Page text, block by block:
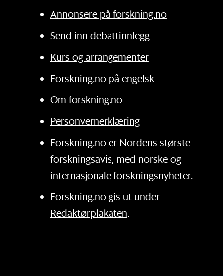
Annonsere på forskning.no
Send inn debattinnlegg
Kurs og arrangementer
Forskning.no på engelsk
Om forskning.no
Personvernerklæring
Forskning.no er Nordens største
forskningsavis, med norske og
internasjonale forskningsnyheter.
Forskning.no gis ut under
Redaktørplakaten.